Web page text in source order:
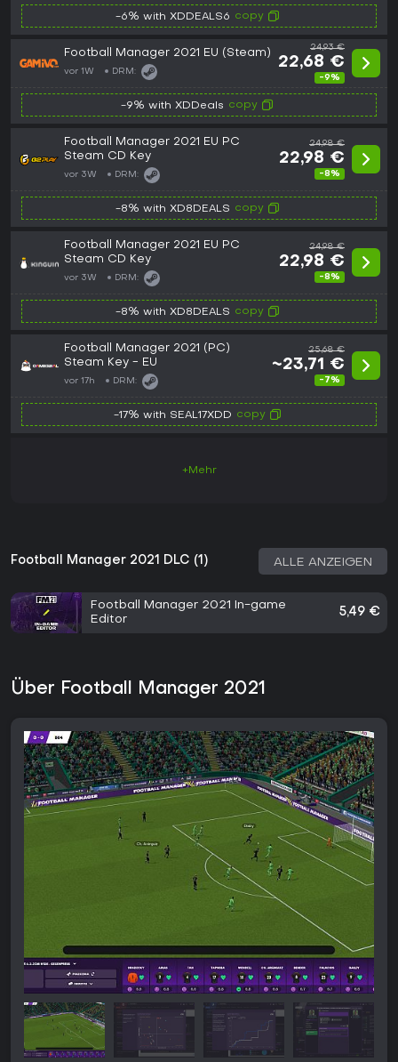
-6% with XDDEALS6 copy
Football Manager 2021 EU (Steam)
vor 1W DRM:
24,93 €
22,68 €
-9%
-9% with XDDeals copy
Football Manager 2021 EU PC
Steam CD Key
vor 3W DRM:
24,98 €
22,98 €
-8%
-8% with XD8DEALS copy
Football Manager 2021 EU PC
Steam CD Key
vor 3W DRM:
24,98 €
22,98 €
-8%
-8% with XD8DEALS copy
Football Manager 2021 (PC)
Steam Key - EU
vor 17h DRM:
25,68 €
~23,71 €
-7%
-17% with SEAL17XDD copy
+Mehr
Football Manager 2021 DLC (1) ALLE ANZEIGEN
Football Manager 2021 In-game
Editor
5,49 €
Über Football Manager 2021